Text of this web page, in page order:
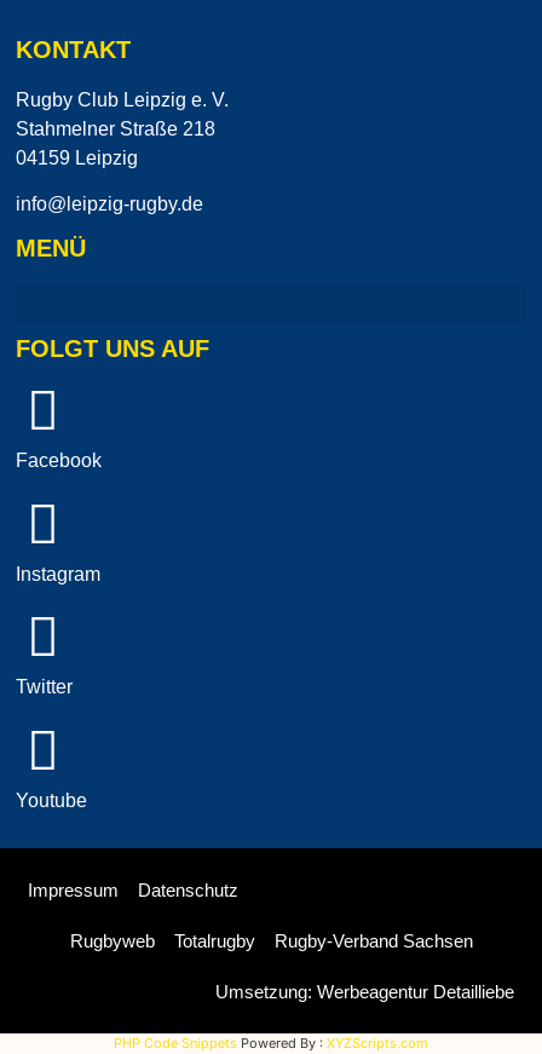
KONTAKT
Rugby Club Leipzig e. V.
Stahmelner Straße 218
04159 Leipzig
info@leipzig-rugby.de
MENÜ
FOLGT UNS AUF
Facebook
Instagram
Twitter
Youtube
Impressum Datenschutz
Rugbyweb Totalrugby Rugby-Verband Sachsen
Umsetzung: Werbeagentur Detailliebe
PHP Code Snippets Powered By : XYZScripts.com